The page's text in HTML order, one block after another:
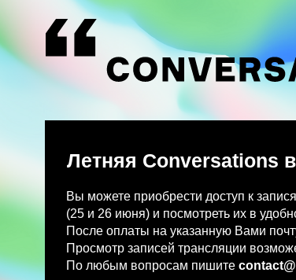
Вы можете приобрести доступ к записям
После оплаты на указанную Вами почту
Просмотр записей трансляции возможен
По любым вопросам пишите
КУПИТЬ ЗАПИСИ